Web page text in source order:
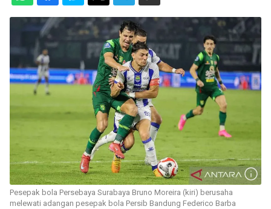
Pesepak bola Persebaya Surabaya Bruno Moreira (kiri) berusaha
melewati adangan pesepak bola Persib Bandung Federico Barba